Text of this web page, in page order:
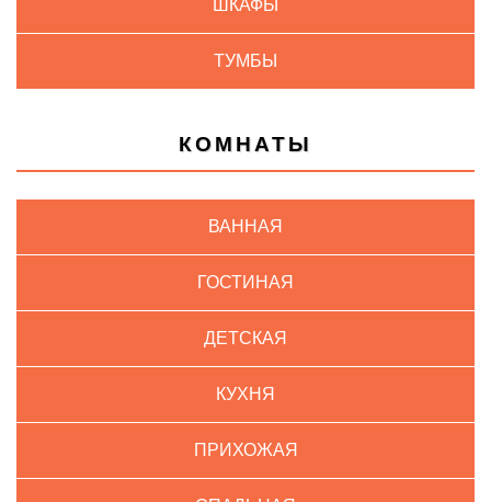
ШКАФЫ
ТУМБЫ
КОМНАТЫ
ВАННАЯ
ГОСТИНАЯ
ДЕТСКАЯ
КУХНЯ
ПРИХОЖАЯ